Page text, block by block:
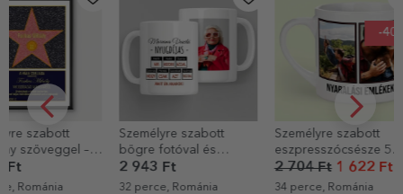
Személyre szabott
bögre fotóval és
üzenettel – Nyugdíjazás
2 943 Ft
32 perce, Románia
Személyre szabott
eszpresszócsésze 5
fotóval és szöveggel -
Emlékek
2 704 Ft 1 622 Ft
34 perce, Románia
Személyre
asztali
szöveggel
Boldog
4 772 Ft
35 perce,